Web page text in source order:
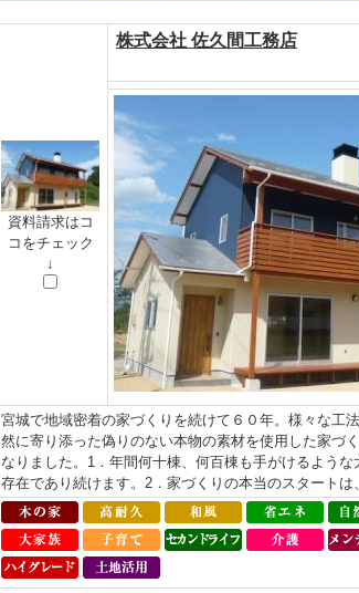
資料請求はコ
コをチェック
↓
株式会社 佐久間工務店
宮城で地域密着の家づくりを続けて６０年。様々な工
然に寄り添った偽りのない本物の素材を使用した家づ
なりました。1．年間何十棟、何百棟も手がけるよう
存在であり続けます。2．家づくりの本当のスタートは